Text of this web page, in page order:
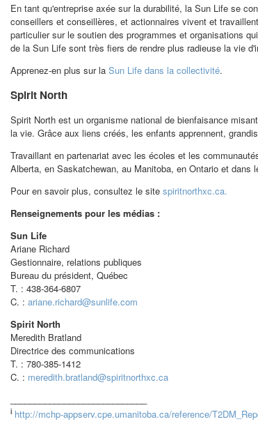
En tant qu'entreprise axée sur la durabilité, la Sun Life se
conseillers et conseillères, et actionnaires vivent et
particulier sur le soutien des programmes et organisations
de la Sun Life sont très fiers de rendre plus radieuse la vie
Apprenez-en plus sur la Sun Life dans la collectivité.
Spirit North
Spirit North est un organisme national de bienfaisance
la vie. Grâce aux liens créés, les enfants apprennent,
Travaillant en partenariat avec les écoles et les
Alberta, en Saskatchewan, au Manitoba, en Ontario et dans
Pour en savoir plus, consultez le site spiritnorthxc.ca.
Renseignements pour les médias :
Sun Life
Ariane Richard
Gestionnaire, relations publiques
Bureau du président, Québec
T. : 438-364-6807
C. : ariane.richard@sunlife.com
Spirit North
Meredith Bratland
Directrice des communications
T. : 780-385-1412
C. : meredith.bratland@spiritnorthxc.ca
i http://mchp-appserv.cpe.umanitoba.ca/reference/